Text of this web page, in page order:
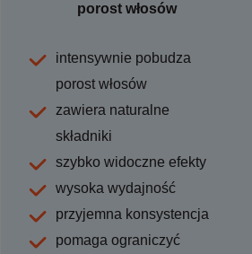
porost włosów
intensywnie pobudza
porost włosów
zawiera naturalne
składniki
szybko widoczne efekty
wysoka wydajność
przyjemna konsystencja
pomaga ograniczyć